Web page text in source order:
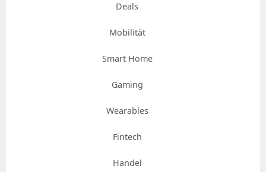
Deals
Mobilität
Smart Home
Gaming
Wearables
Fintech
Handel